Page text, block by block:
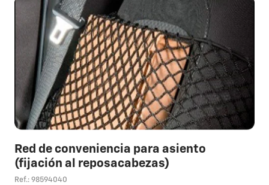
Red de conveniencia para asiento
(fijación al reposacabezas)
Ref.: 98594040